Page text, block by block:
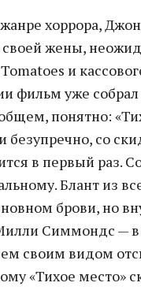
хоррора,
жены,
и
фильм уже
понятно:
со
в первый раз.
Блант из
брови, но
Симмондс —
своим видом
«Тихое место»